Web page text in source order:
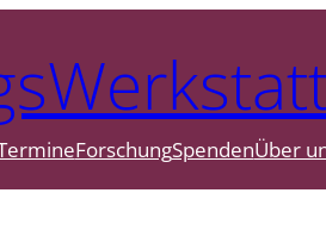
ForschungSpendenÜber